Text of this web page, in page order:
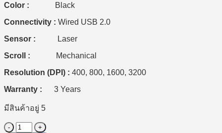
Color : Black
Connectivity : Wired USB 2.0
Sensor : Laser
Scroll : Mechanical
Resolution (DPI) : 400, 800, 1600, 3200
Warranty : 3 Years
มีสินค้าอยู่ 5
จำนวน